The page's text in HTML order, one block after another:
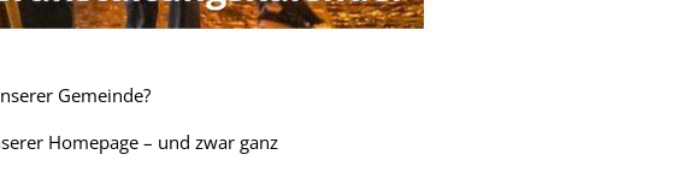
Gemeinde?
Homepage – und zwar ganz